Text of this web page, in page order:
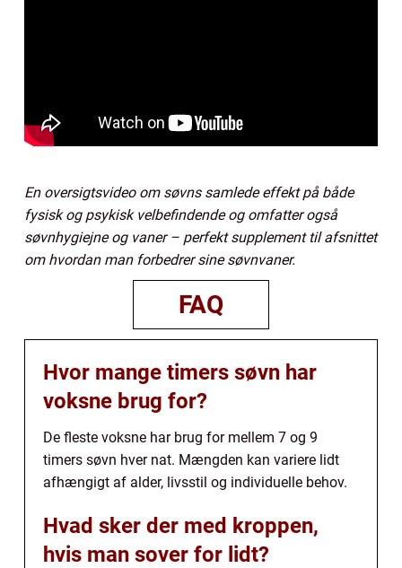
En oversigtsvideo om søvns samlede effekt på både
fysisk og psykisk velbefindende og omfatter også
søvnhygiejne og vaner – perfekt supplement til afsnittet
om hvordan man forbedrer sine søvnvaner.
FAQ
Hvor mange timers søvn har
voksne brug for?
De fleste voksne har brug for mellem 7 og 9
timers søvn hver nat. Mængden kan variere lidt
afhængigt af alder, livsstil og individuelle behov.
Hvad sker der med kroppen,
hvis man sover for lidt?